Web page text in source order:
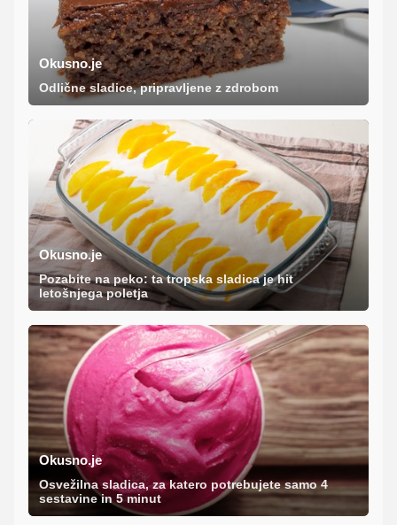
Okusno.je
Odlične sladice, pripravljene z zdrobom
Okusno.je
Pozabite na peko: ta tropska sladica je hit
letošnjega poletja
Okusno.je
Osvežilna sladica, za katero potrebujete samo 4
sestavine in 5 minut